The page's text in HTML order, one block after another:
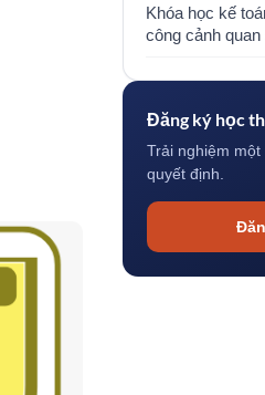
Khóa học kế
công cảnh
Đăng ký học
Trải nghiệm
quyết định.